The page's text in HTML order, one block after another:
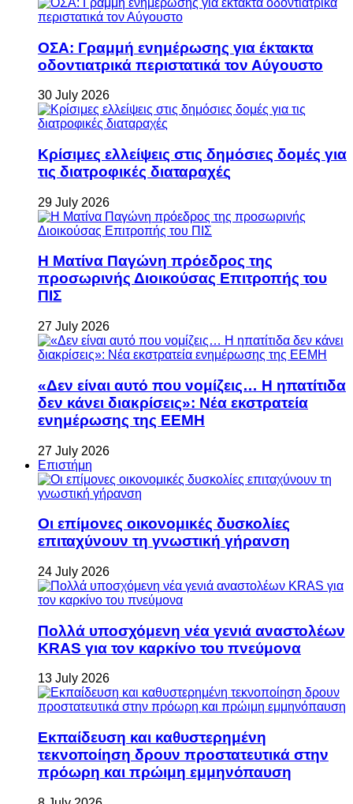
ΟΣΑ: Γραμμή ενημέρωσης για έκτακτα
οδοντιατρικά περιστατικά τον Αύγουστο
30 July 2026
Κρίσιμες ελλείψεις στις δημόσιες δομές για
τις διατροφικές διαταραχές
29 July 2026
Η Ματίνα Παγώνη πρόεδρος της
προσωρινής Διοικούσας Επιτροπής του
ΠΙΣ
27 July 2026
«Δεν είναι αυτό που νομίζεις… Η ηπατίτιδα
δεν κάνει διακρίσεις»: Νέα εκστρατεία
ενημέρωσης της ΕΕΜΗ
27 July 2026
Επιστήμη
Οι επίμονες οικονομικές δυσκολίες
επιταχύνουν τη γνωστική γήρανση
24 July 2026
Πολλά υποσχόμενη νέα γενιά αναστολέων
KRAS για τον καρκίνο του πνεύμονα
13 July 2026
Εκπαίδευση και καθυστερημένη
τεκνοποίηση δρουν προστατευτικά στην
πρόωρη και πρώιμη εμμηνόπαυση